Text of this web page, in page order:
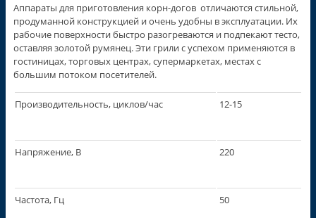
Аппараты для приготовления корн-догов отличаются стильной,
продуманной конструкцией и очень удобны в эксплуатации. Их
рабочие поверхности быстро разогреваются и подпекают тесто,
оставляя золотой румянец. Эти грили с успехом применяются в
гостиницах, торговых центрах, супермаркетах, местах с
большим потоком посетителей.
Производительность, циклов/час 12-15
Напряжение, В 220
Частота, Гц 50